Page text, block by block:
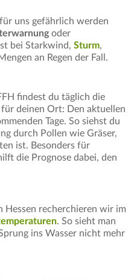
uns gefährlich werden
oder
bei Starkwind, Sturm,
an Regen der Fall.
findest du täglich die
deinen Ort: Den aktuellen
Tage. So siehst du
durch Pollen wie Gräser,
ist. Besonders für
die Prognose dabei, den
Hessen recherchieren wir im
. So sieht man
ins Wasser nicht mehr